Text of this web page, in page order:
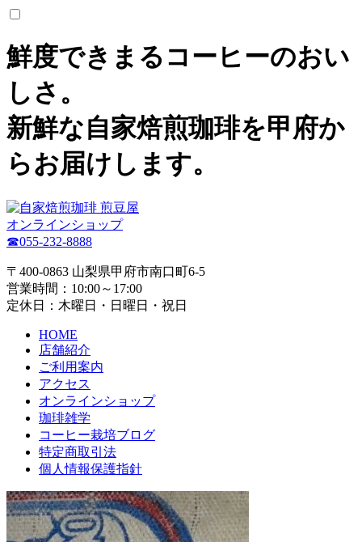
鮮度できまるコーヒーのおい
しさ。
新鮮な自家焙煎珈琲を甲府か
らお届けします。
オンラインショップ
☎055-232-8888
〒400-0863 山梨県甲府市南口町6-5
営業時間：10:00～17:00
定休日：木曜日・日曜日・祝日
HOME
店舗紹介
ご利用案内
アクセス
オンラインショップ
珈琲雑学
コーヒー栽培ブログ
特定商取引法
個人情報保護指針